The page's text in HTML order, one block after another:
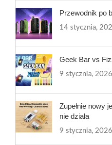
Przewodnik po
14 stycznia,
Geek Bar vs
9 stycznia, 2026
Zupełnie nowy
nie działa
9 stycznia, 2026